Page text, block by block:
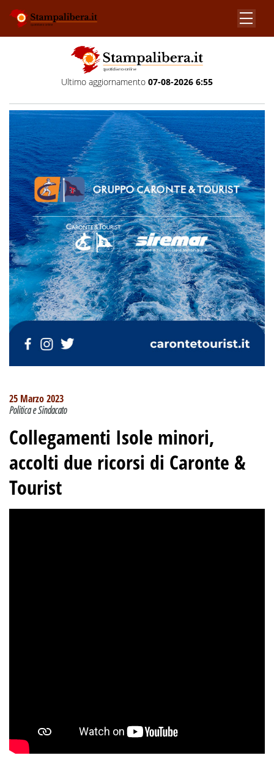
Ultimo aggiornamento 07-08-2026 6:55
25 Marzo 2023
Politica e Sindacato
Collegamenti Isole minori,
accolti due ricorsi di Caronte &
Tourist